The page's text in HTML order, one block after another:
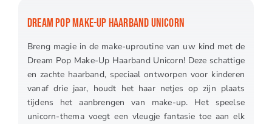
DREAM POP MAKE-UP HAARBAND UNICORN
Breng magie in de make-uproutine van uw kind met de
Dream Pop Make-Up Haarband Unicorn! Deze schattige
en zachte haarband, speciaal ontworpen voor kinderen
vanaf drie jaar, houdt het haar netjes op zijn plaats
tijdens het aanbrengen van make-up. Het speelse
unicorn-thema voegt een vleugje fantasie toe aan elk